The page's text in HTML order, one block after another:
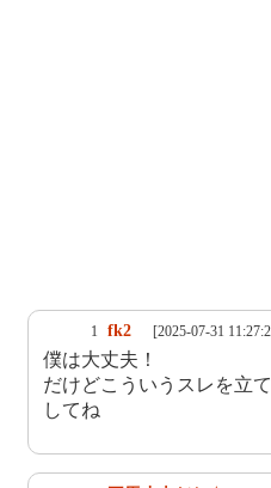
1 fk2 [2025-07-31
僕は大丈夫！
だけどこういうスレを立
してね